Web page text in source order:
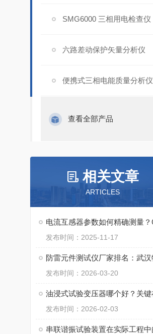
SMG6000 三相用电检查仪
六路差动保护矢量分析仪
便携式三相电能质量分析仪
查看全部产品
相关文章
ARTICLES
发布时间：2025-11-17
发布时间：2026-03-20
发布时间：2026-02-03